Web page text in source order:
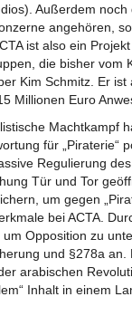
Außerdem
angehören,
ist also ein
die bisher vom
Kim Schmitz. Er
Millionen Euro
Machtkampf
für „Piraterie“
Regulierung
Tür und Tor
um gegen
bei ACTA.
Opposition zu
und §278a
arabischen
Inhalt in einem